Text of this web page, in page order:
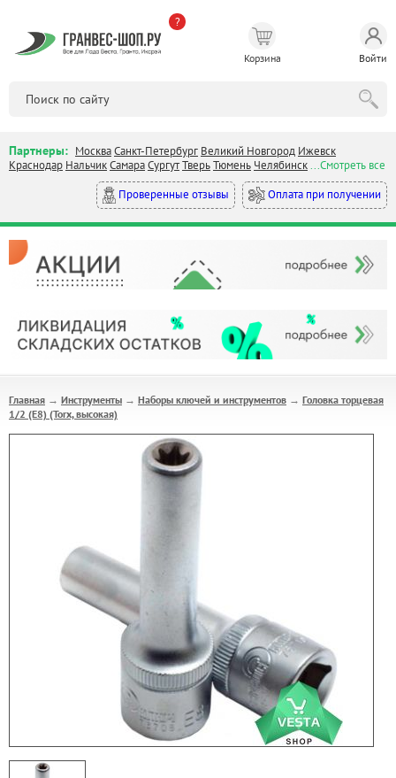
?
Корзина Войти
Партнеры: МоскваСанкт-Петербург Великий Новгород Ижевск
Краснодар НальчикСамараСургутТверьТюмень Челябинск...Смотреть все
Проверенные отзывы
Оплата при получении
Главная → Инструменты → Наборы ключей и инструментов → Головка торцевая
1/2 (E8) (Torx, высокая)